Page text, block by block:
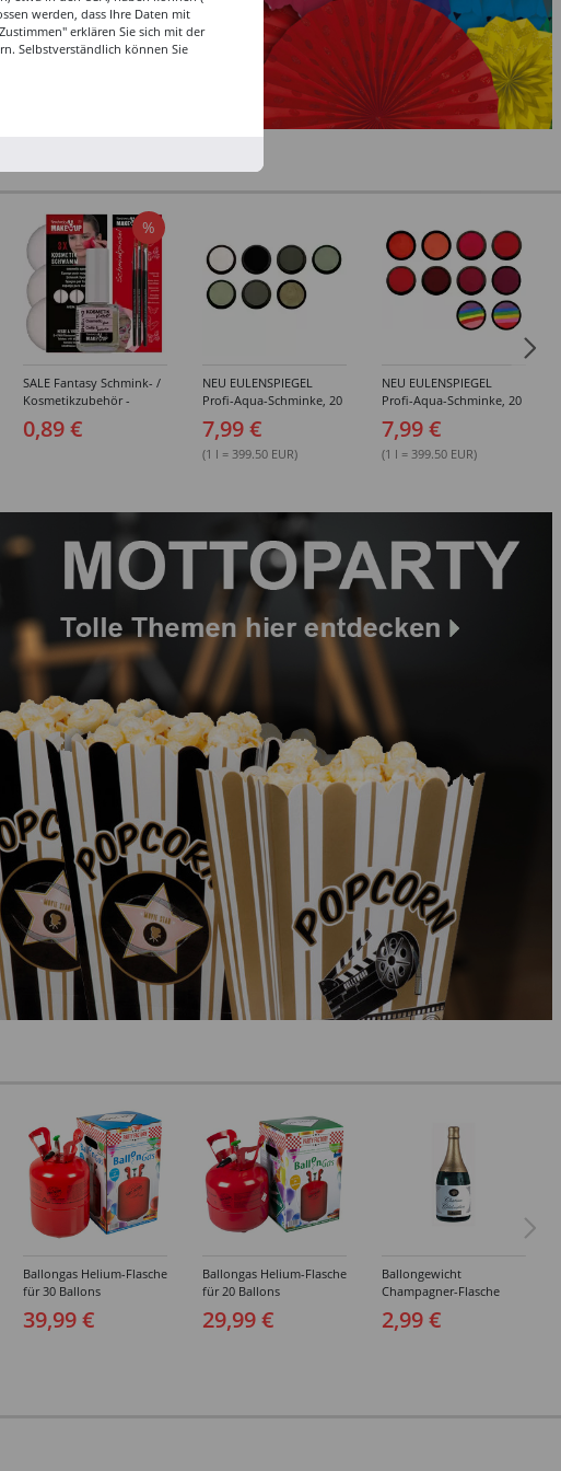
%
SALE Fantasy Schmink- /
Kosmetikzubehör -
0,89 €
NEU EULENSPIEGEL
Profi-Aqua-Schminke, 20
Grau-Töne -
Verschiedene Farben
7,99 €
(1 l = 399.50 EUR)
NEU EULENSPIEGEL
Profi-Aqua-Schminke, 20
Verschiedene Farben
7,99 €
(1 l = 399.50 EUR)
Ballongas Helium-Flasche
für 30 Ballons
39,99 €
Ballongas Helium-Flasche
für 20 Ballons
29,99 €
Ballongewicht
Champagner-Flasche
2,99 €
werden, dass Ihre Daten mit
erklären Sie sich mit der
Selbstverständlich können Sie